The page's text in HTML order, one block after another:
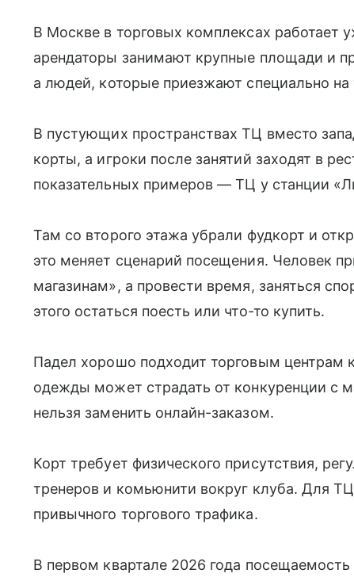
В Москве в торговых комплексах работает
арендаторы занимают крупные площади и
а людей, которые приезжают специально на
В пустующих пространствах ТЦ вместо
корты, а игроки после занятий заходят в
показательных примеров — ТЦ у станции
Там со второго этажа убрали фудкорт и
это меняет сценарий посещения. Человек
магазинам», а провести время, заняться
этого остаться поесть или что-то купить.
Падел хорошо подходит торговым центрам
одежды может страдать от конкуренции с
нельзя заменить онлайн-заказом.
Корт требует физического присутствия,
тренеров и комьюнити вокруг клуба. Для
привычного торгового трафика.
В первом квартале 2026 года посещаемость